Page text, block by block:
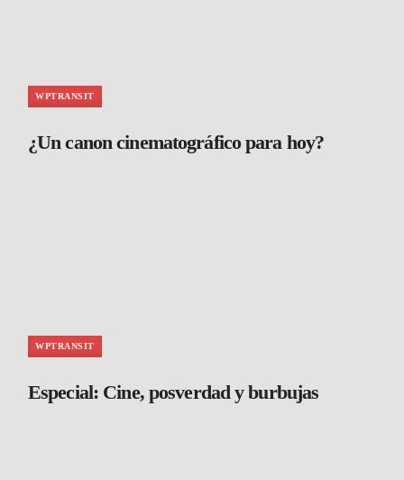
WPTRANSIT
¿Un canon cinematográfico para hoy?
WPTRANSIT
Especial: Cine, posverdad y burbujas